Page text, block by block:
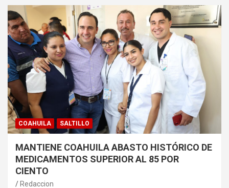
COAHUILA SALTILLO
MANTIENE COAHUILA ABASTO HISTÓRICO DE
MEDICAMENTOS SUPERIOR AL 85 POR
CIENTO
Redaccion